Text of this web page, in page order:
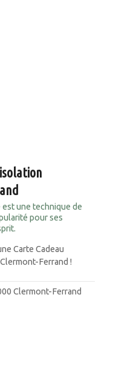
une technique de
pour ses
Carte Cadeau
Ferrand !
Clermont-Ferrand